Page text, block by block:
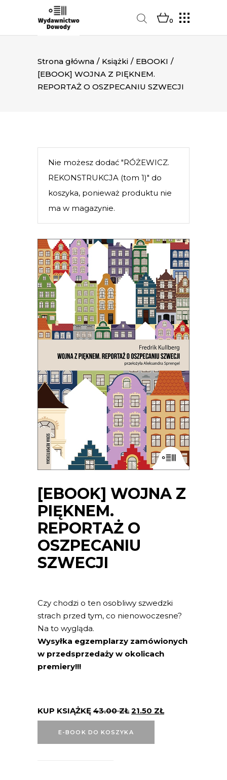
0
Strona główna / Książki / EBOOKI /
[EBOOK] WOJNA Z PIĘKNEM.
REPORTAŻ O OSZPECANIU SZWECJI
Nie możesz dodać "RÓŻEWICZ.
REKONSTRUKCJA (tom 1)" do
koszyka, ponieważ produktu nie
ma w magazynie.
[EBOOK] WOJNA Z
PIĘKNEM.
REPORTAŻ O
OSZPECANIU
SZWECJI
Czy chodzi o ten osobliwy szwedzki
strach przed tym, co nienowoczesne?
Na to wygląda.
Wysyłka egzemplarzy zamówionych
w przedsprzedaży w okolicach
premiery!!!
KUP KSIĄŻKĘ 43.00ZŁ 21.50 ZŁ
E-BOOK DO KOSZYKA